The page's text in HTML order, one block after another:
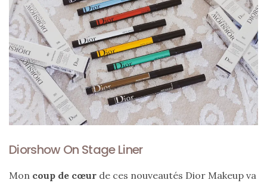
Diorshow On Stage Liner
Mon coup de cœur de ces nouveautés Dior Makeup va